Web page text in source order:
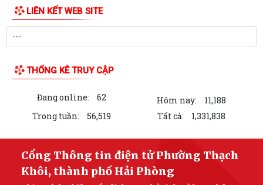
LIÊN KẾT WEB SITE
THỐNG KÊ TRUY CẬP
Đang online: 62 Hôm nay:
11,188
Trong tuần:
56,519 Tất cả: 1,331,838
Cổng Thông tin điện tử Phường Thạch
Khôi, thành phố Hải Phòng